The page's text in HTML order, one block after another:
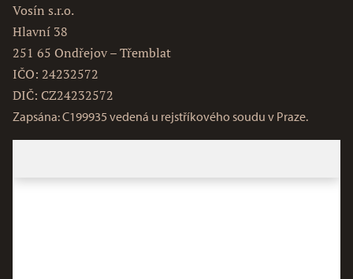
Vosín s.r.o.
Hlavní 38
251 65 Ondřejov – Třemblat
IČO: 24232572
DIČ: CZ24232572
Zapsána: C199935 vedená u rejstříkového soudu v Praze.